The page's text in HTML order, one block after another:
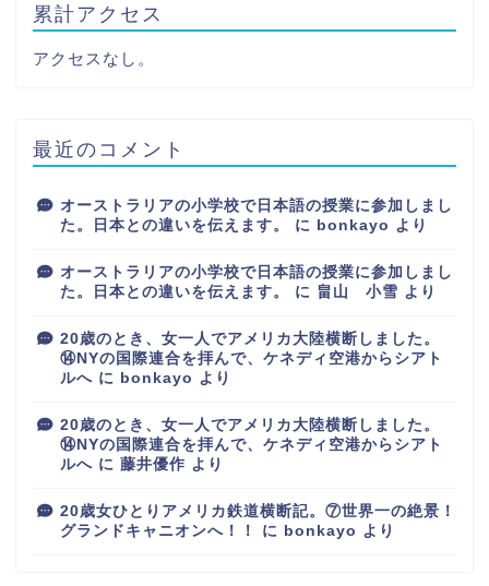
累計アクセス
アクセスなし。
最近のコメント
オーストラリアの小学校で日本語の授業に参加しまし
た。日本との違いを伝えます。
に bonkayo より
オーストラリアの小学校で日本語の授業に参加しまし
た。日本との違いを伝えます。
に 畠山 小雪 より
20歳のとき、女一人でアメリカ大陸横断しました。
⑭NYの国際連合を拝んで、ケネディ空港からシアト
ルへ に bonkayo より
20歳のとき、女一人でアメリカ大陸横断しました。
⑭NYの国際連合を拝んで、ケネディ空港からシアト
ルへ に 藤井優作 より
20歳女ひとりアメリカ鉄道横断記。⑦世界一の絶景！
グランドキャニオンへ！！
に bonkayo より